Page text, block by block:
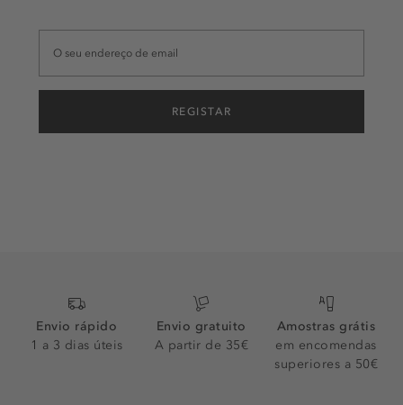
REGISTAR
Envio rápido
1 a 3 dias úteis
Envio gratuito
A partir de 35€
Amostras grátis
em encomendas
superiores a 50€